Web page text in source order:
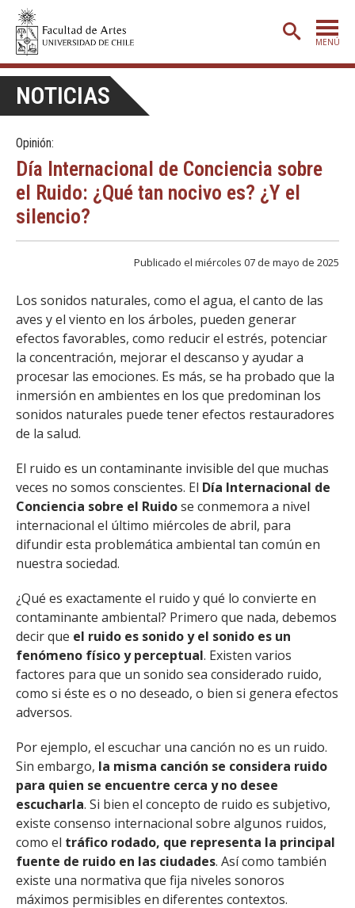
MENÚ
ADMISIÓN
CARRERAS
EXTENSIÓN
CREACIÓNE INVESTIGACIÓN
BIBLIOTECA
DEPARTAMENTOS
FACULTAD
Estudiantes
Académicas/os
Funcionarias/os
NOTICIAS
Opinión:
Día Internacional de Conciencia sobre
el Ruido: ¿Qué tan nocivo es? ¿Y el
silencio?
Publicado el miércoles 07 de mayo de 2025
Los sonidos naturales, como el agua, el canto de las
aves y el viento en los árboles, pueden generar
efectos favorables, como reducir el estrés, potenciar
la concentración, mejorar el descanso y ayudar a
procesar las emociones. Es más, se ha probado que la
inmersión en ambientes en los que predominan los
sonidos naturales puede tener efectos restauradores
de la salud.
El ruido es un contaminante invisible del que muchas
veces no somos conscientes. El Día Internacional de
Conciencia sobre el Ruidose conmemora a nivel
internacional el último miércoles de abril, para
difundir esta problemática ambiental tan común en
nuestra sociedad.
¿Qué es exactamente el ruido y qué lo convierte en
contaminante ambiental? Primero que nada, debemos
decir que el ruido es sonido y el sonido es un
fenómeno físico y perceptual. Existen varios
factores para que un sonido sea considerado ruido,
como si éste es o no deseado, o bien si genera efectos
adversos.
Por ejemplo, el escuchar una canción no es un ruido.
Sin embargo, la misma canción se considera ruido
para quien se encuentre cerca y no desee
escucharla. Si bien el concepto de ruido es subjetivo,
existe consenso internacional sobre algunos ruidos,
como el tráfico rodado, que representa la principal
fuente de ruido en las ciudades. Así como también
existe una normativa que fija niveles sonoros
máximos permisibles en diferentes contextos.